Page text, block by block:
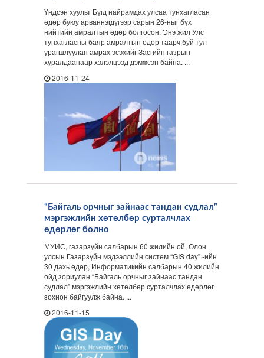
Үндсэн хуульт Бүгд найрамдах улсаа тунхагласан
өдөр буюу арваннэгдүгээр сарын 26-ныг бүх
нийтийн амралтын өдөр болгосон. Энэ жил Улс
тунхагласны баяр амралтын өдөр таарч буй тул
урагшлуулан амрах эсэхийг Засгийн газрын
хуралдаанаар хэлэлцээд дэмжсэн байна. ...
2016-11-24
“Байгаль орчныг зайнаас тандан судлал”
мэргэжлийн хөтөлбөр сурталчлах
өдөрлөг болно
МУИС, газарзүйн салбарын 60 жилийн ой, Олон
улсын Газарзүйн мэдээллийн систем “GIS day” -ийн
30 дахь өдөр, Информатикийн салбарын 40 жилийн
ойд зориулан “Байгаль орчныг зайнаас тандан
судлал” мэргэжлийн хөтөлбөр сурталчлах өдөрлөг
зохион байгуулж байна. ...
2016-11-15